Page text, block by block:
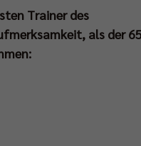
Trainer des
als der